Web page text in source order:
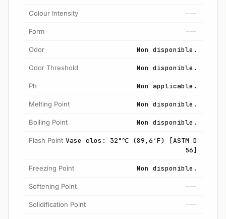
Colour Intensity ---
Form ---
Odor Non disponible.
Odor Threshold Non disponible.
Ph Non applicable.
Melting Point Non disponible.
Boiling Point Non disponible.
Flash Point Vase clos: 32°℃ (89,6ºF) [ASTM D
56]
Freezing Point Non disponible.
Softening Point ---
Solidification Point ---